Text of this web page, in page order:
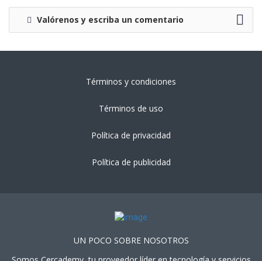
Valórenos y escriba un comentario
Términos y condiciones
Términos de uso
Política de privacidad
Política de publicidad
UN POCO SOBRE NOSOTROS